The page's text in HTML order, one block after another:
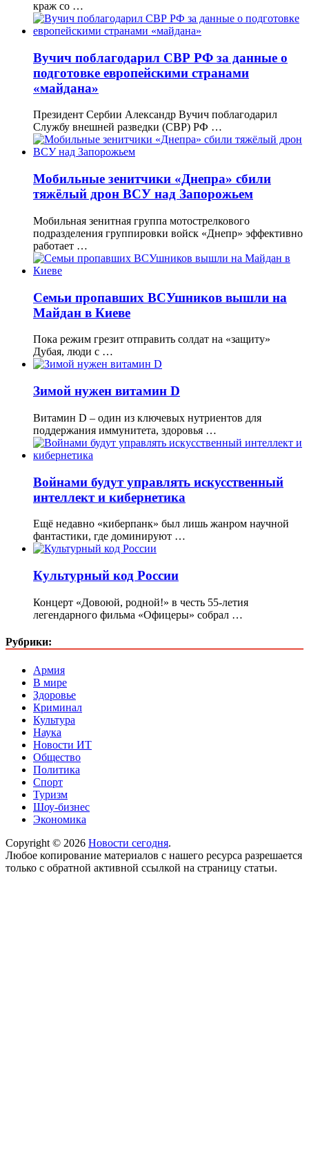
краж со …
Вучич поблагодарил СВР РФ за данные о
подготовке европейскими странами
«майдана»
Президент Сербии Александр Вучич поблагодарил
Службу внешней разведки (СВР) РФ …
Мобильные зенитчики «Днепра» сбили
тяжёлый дрон ВСУ над Запорожьем
Мобильная зенитная группа мотострелкового
подразделения группировки войск «Днепр» эффективно
работает …
Семьи пропавших ВСУшников вышли на
Майдан в Киеве
Пока режим грезит отправить солдат на «защиту»
Дубая, люди с …
Зимой нужен витамин D
Витамин D – один из ключевых нутриентов для
поддержания иммунитета, здоровья …
Войнами будут управлять искусственный
интеллект и кибернетика
Ещё недавно «киберпанк» был лишь жанром научной
фантастики, где доминируют …
Культурный код России
Концерт «Довоюй, родной!» в честь 55-летия
легендарного фильма «Офицеры» собрал …
Рубрики:
Армия
В мире
Здоровье
Криминал
Культура
Наука
Новости ИТ
Общество
Политика
Спорт
Туризм
Шоу-бизнес
Экономика
Copyright © 2026 Новости сегодня.
Любое копирование материалов с нашего ресурса разрешается
только с обратной активной ссылкой на страницу статьи.